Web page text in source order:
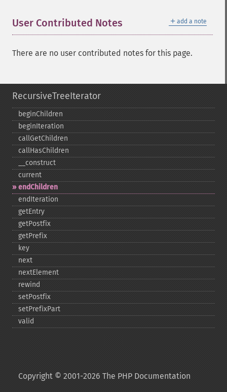
＋ add a note
User Contributed Notes
There are no user contributed notes for this page.
RecursiveTreeIterator
beginChildren
beginIteration
callGetChildren
callHasChildren
_​_​construct
current
endChildren
endIteration
getEntry
getPostfix
getPrefix
key
next
nextElement
rewind
setPostfix
setPrefixPart
valid
Copyright © 2001-2026 The PHP Documentation